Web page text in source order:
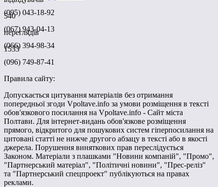
540
переглядів
1533
(095) 043-18-92
(067) 943-04-13
(066) 394-98-34
(096) 749-87-41
Правила сайту:
Допускається цитування матеріалів без отримання
попередньої згоди Vpoltave.info за умови розміщення в тексті
обов'язкового посилання на Vpoltave.info - Сайт міста
Полтави. Для інтернет-видань обов'язкове розміщення
прямого, відкритого для пошукових систем гіперпосилання на
цитовані статті не нижче другого абзацу в тексті або в якості
джерела. Порушення виняткових прав переслідується
Законом. Матеріали з плашками "Новини компаній", "Промо",
"Партнерський матеріал", "Політичні новини", "Прес-реліз"
та "Партнерський спецпроект" публікуються на правах
реклами.